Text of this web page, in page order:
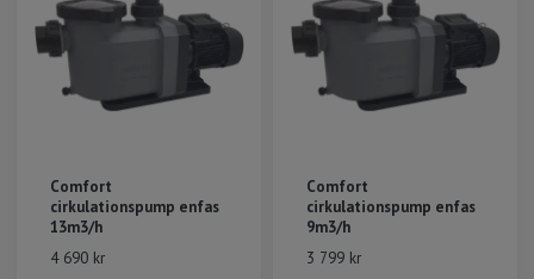
Comfort
cirkulationspump enfas
13m3/h
4 690 kr
Comfort
cirkulationspump enfas
9m3/h
3 799 kr